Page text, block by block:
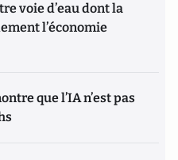
voie d’eau dont la
l’économie
que l’IA n’est pas